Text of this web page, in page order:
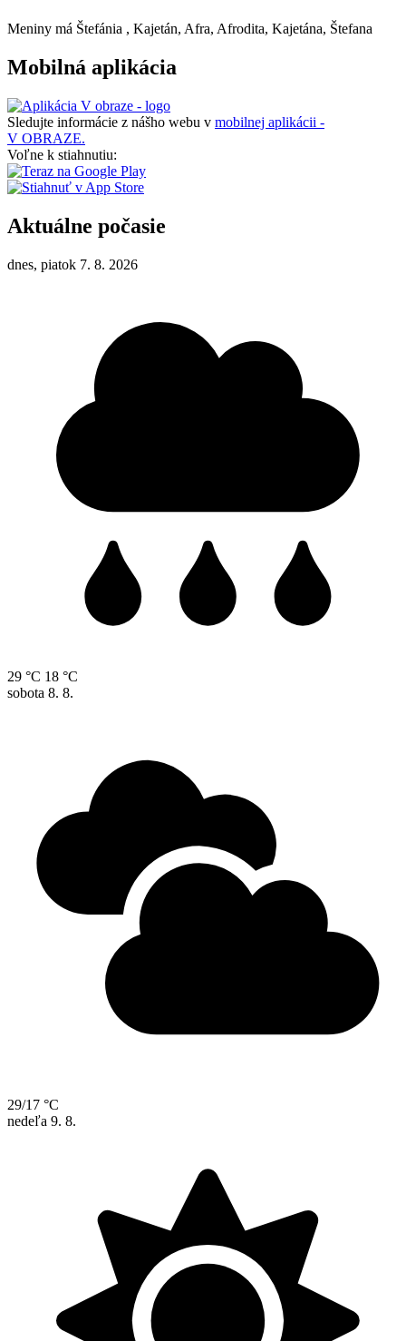
Meniny má Štefánia , Kajetán, Afra, Afrodita, Kajetána, Štefana
Mobilná aplikácia
Sledujte informácie z nášho webu v mobilnej aplikácii -
V OBRAZE.
Voľne k stiahnutiu:
Aktuálne počasie
dnes, piatok 7. 8. 2026
29 °C 18 °C
sobota 8. 8.
29/17 °C
nedeľa 9. 8.